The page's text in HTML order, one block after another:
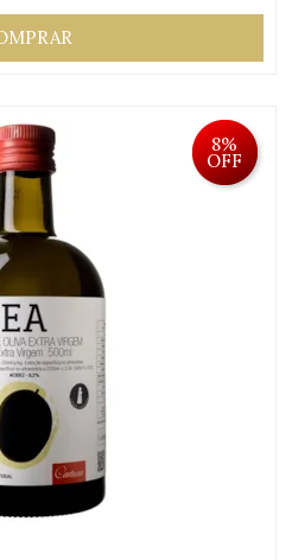
8%
OFF